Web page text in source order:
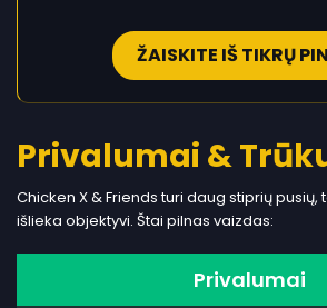
ŽAISKITE IŠ TIKRŲ
Privalumai &
Chicken X & Friends turi daug stiprių
išlieka objektyvi. Štai pilnas vaizdas:
Privalumai